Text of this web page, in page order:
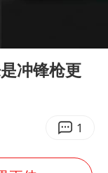
尔森去世
注胶花1.55万
冲锋枪更
1